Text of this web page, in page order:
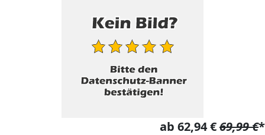
ab 62,94 €69,99 €*